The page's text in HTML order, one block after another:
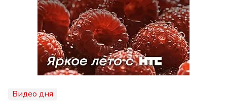
Видео дня